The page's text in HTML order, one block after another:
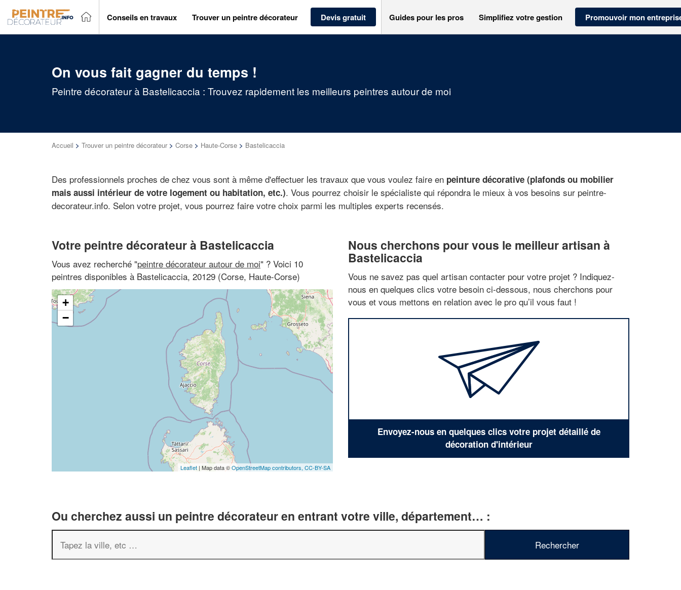
Conseils en travaux Trouver un peintre décorateur Devis gratuit Guides pour les pros Simplifiez votre gestion Promouvoir mon
On vous fait gagner du temps !
Peintre décorateur à Bastelicaccia : Trouvez rapidement les meilleurs peintres autour de moi
Accueil > Trouver un peintre décorateur > Corse > Haute-Corse > Bastelicaccia
Des professionnels proches de chez vous sont à même d'effectuer les travaux que vous voulez faire en peinture décorative (plafonds ou mobilier
mais aussi intérieur de votre logement ou habitation, etc.). Vous pourrez choisir le spécialiste qui répondra le mieux à vos besoins sur peintre-
decorateur.info. Selon votre projet, vous pourrez faire votre choix parmi les multiples experts recensés.
Votre peintre décorateur à Bastelicaccia
Vous avez recherché "peintre décorateur autour de moi" ? Voici 10
peintres disponibles à Bastelicaccia, 20129 (Corse, Haute-Corse)
+
−
Leaflet | Map data ©OpenStreetMap contributors, CC-BY-SA
Nous cherchons pour vous le meilleur artisan à
Bastelicaccia
Vous ne savez pas quel artisan contacter pour votre projet ? Indiquez-
nous en quelques clics votre besoin ci-dessous, nous cherchons pour
vous et vous mettons en relation avec le pro qu’il vous faut !
Envoyez-nous en quelques clics votre projet détaillé de
décoration d'intérieur
Ou cherchez aussi un peintre décorateur en entrant votre ville, département… :